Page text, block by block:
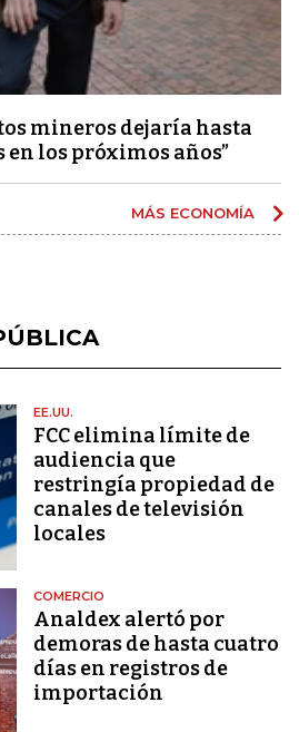
mineros dejaría hasta
en los próximos años”
MÁS ECONOMÍA
EE.UU.
FCC elimina límite de
audiencia que
restringía propiedad de
canales de televisión
locales
COMERCIO
Analdex alertó por
demoras de hasta cuatro
días en registros de
importación